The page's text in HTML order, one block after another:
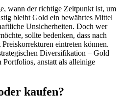
wann der richtige Zeitpunkt ist, um
bleibt Gold ein bewährtes Mittel
Unsicherheiten. Doch wer
sollte bedenken, dass nach
eintreten können.
Diversifikation – Gold
Portfolios, anstatt als alleinige
kaufen?